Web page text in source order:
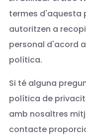
termes d'aquesta
autoritzen a
personal d'acord
política.
Si té alguna
política de
amb nosaltres
contacte